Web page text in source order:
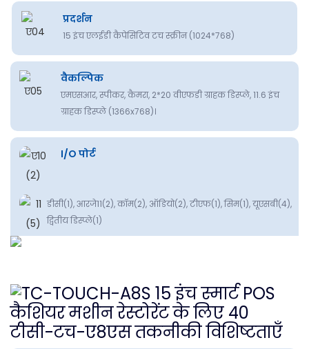
प्रदर्शन
15 इंच एलईडी कैपेसिटिव टच स्क्रीन (1024*768)
वैकल्पिक
एमएसआर, स्पीकर, कैमरा, 2*20 वीएफडी ग्राहक डिस्प्ले, 11.6 इंच
ग्राहक डिस्प्ले (1366x768)।
I/O पोर्ट
डीसी(1), आरजे11(2), कॉम(2), ऑडियो(2), टीएफ(1), सिम(1), यूएसबी(4),
द्वितीय डिस्प्ले(1)
टीसी-टच-ए8एस तकनीकी विशिष्टताएँ